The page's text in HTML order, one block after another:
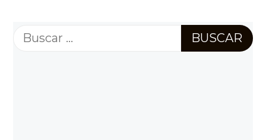
Buscar: